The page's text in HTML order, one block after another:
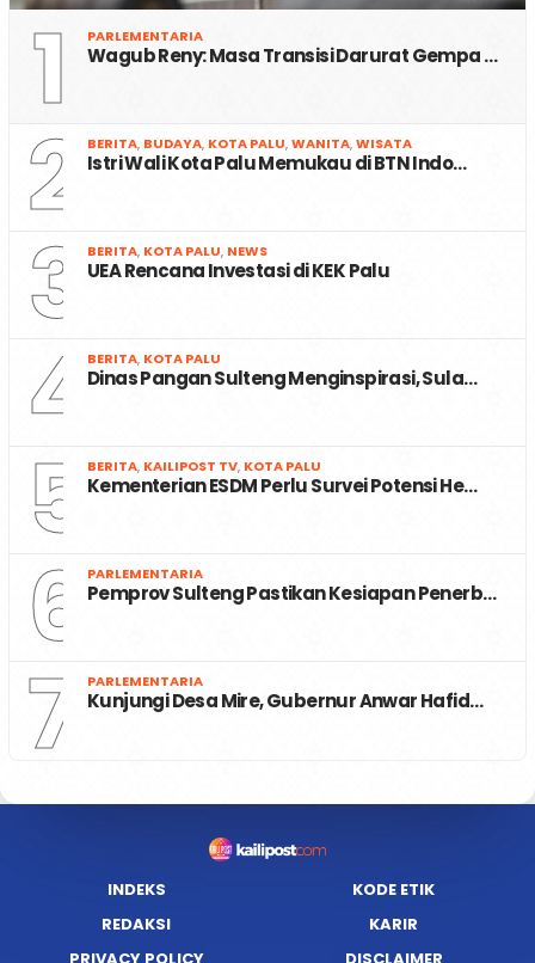
1 PARLEMENTARIA
Wagub Reny: Masa Transisi Darurat Gempa …
2 BERITA, BUDAYA, KOTA PALU,WANITA,WISATA
Istri Wali Kota Palu Memukau di BTN Indo…
3 BERITA, KOTA PALU, NEWS
UEA Rencana Investasi di KEK Palu
4 BERITA, KOTA PALU
Dinas Pangan Sulteng Menginspirasi, Sula…
5 BERITA, KAILIPOST TV, KOTA PALU
Kementerian ESDM Perlu Survei Potensi He…
6 PARLEMENTARIA
Pemprov Sulteng Pastikan Kesiapan Penerb…
7 PARLEMENTARIA
Kunjungi Desa Mire, Gubernur Anwar Hafid…
INDEKS
KODE ETIK
REDAKSI
KARIR